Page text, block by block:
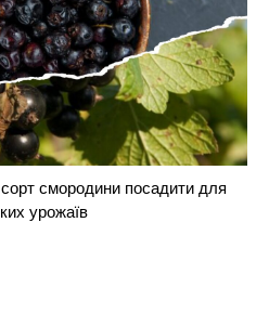
смородини посадити для
урожаїв